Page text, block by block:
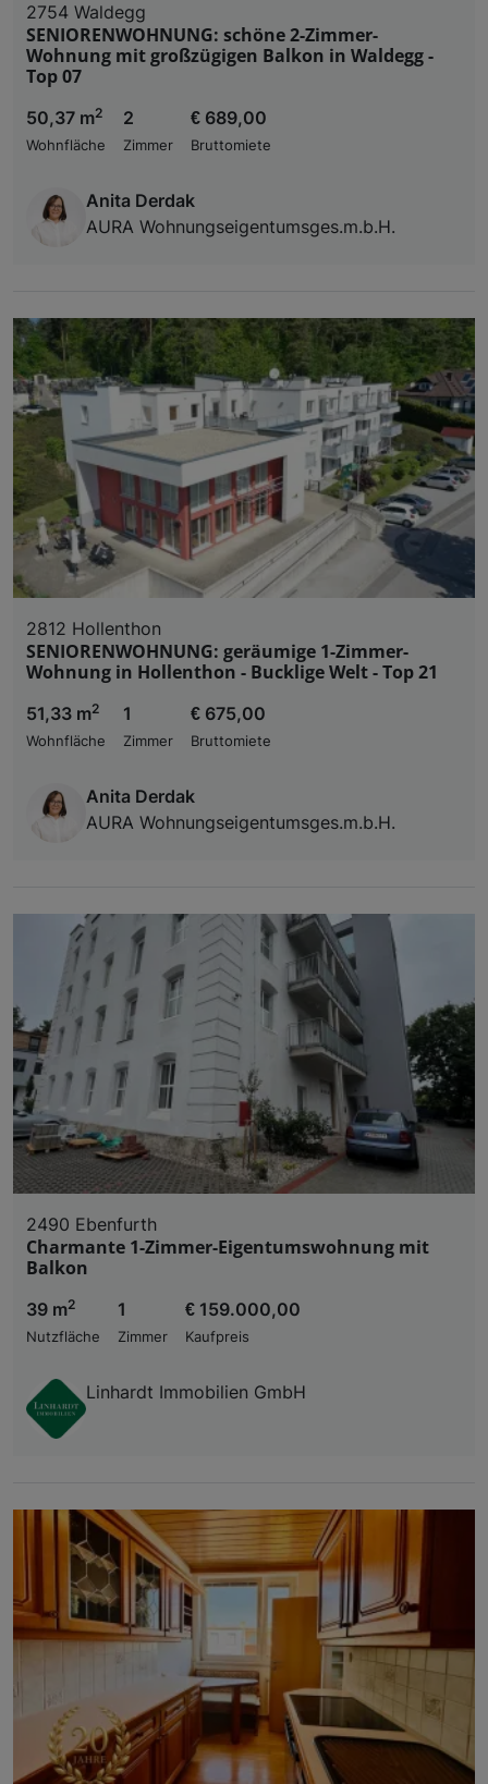
2754 Waldegg
SENIORENWOHNUNG: schöne 2-Zimmer-
Wohnung mit großzügigen Balkon in Waldegg -
Top 07
50,37 m2
Wohnfläche
2
Zimmer
€ 689,00
Bruttomiete
Anita Derdak
AURA Wohnungseigentumsges.m.b.H.
2812 Hollenthon
SENIORENWOHNUNG: geräumige 1-Zimmer-
Wohnung in Hollenthon - Bucklige Welt - Top 21
51,33 m2
Wohnfläche
1
Zimmer
€ 675,00
Bruttomiete
Anita Derdak
AURA Wohnungseigentumsges.m.b.H.
2490 Ebenfurth
Charmante 1-Zimmer-Eigentumswohnung mit
Balkon
39 m2
Nutzfläche
1
Zimmer
€ 159.000,00
Kaufpreis
Linhardt Immobilien GmbH